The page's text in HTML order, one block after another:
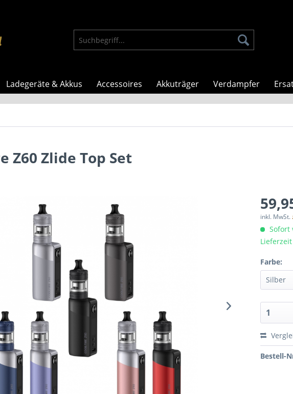
Ladegeräte & Akkus Accessoires Akkuträger Verdampfer
Z60 Zlide Top Set
inkl. MwSt.
Sofort
Farbe:
Bestell-